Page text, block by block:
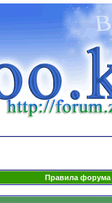
Правила форума